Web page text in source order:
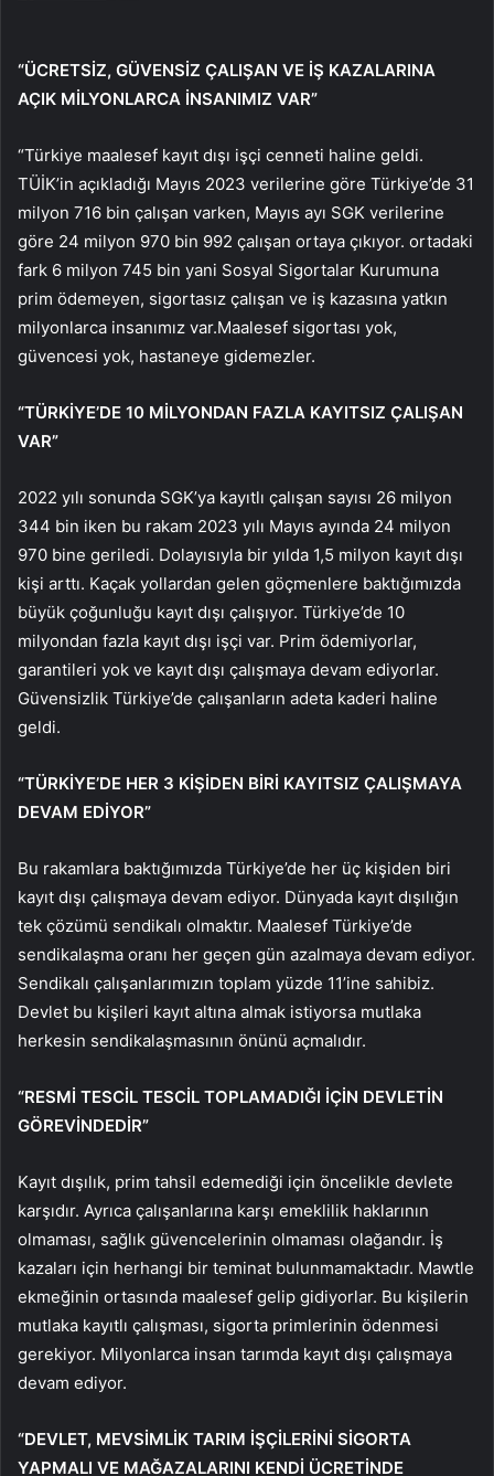
“ÜCRETSİZ, GÜVENSİZ ÇALIŞAN VE İŞ KAZALARINA
AÇIK MİLYONLARCA İNSANIMIZ VAR”
“Türkiye maalesef kayıt dışı işçi cenneti haline geldi.
TÜİK’in açıkladığı Mayıs 2023 verilerine göre Türkiye’de 31
milyon 716 bin çalışan varken, Mayıs ayı SGK verilerine
göre 24 milyon 970 bin 992 çalışan ortaya çıkıyor. ortadaki
fark 6 milyon 745 bin yani Sosyal Sigortalar Kurumuna
prim ödemeyen, sigortasız çalışan ve iş kazasına yatkın
milyonlarca insanımız var.Maalesef sigortası yok,
güvencesi yok, hastaneye gidemezler.
“TÜRKİYE’DE 10 MİLYONDAN FAZLA KAYITSIZ ÇALIŞAN
VAR”
2022 yılı sonunda SGK’ya kayıtlı çalışan sayısı 26 milyon
344 bin iken bu rakam 2023 yılı Mayıs ayında 24 milyon
970 bine geriledi. Dolayısıyla bir yılda 1,5 milyon kayıt dışı
kişi arttı. Kaçak yollardan gelen göçmenlere baktığımızda
büyük çoğunluğu kayıt dışı çalışıyor. Türkiye’de 10
milyondan fazla kayıt dışı işçi var. Prim ödemiyorlar,
garantileri yok ve kayıt dışı çalışmaya devam ediyorlar.
Güvensizlik Türkiye’de çalışanların adeta kaderi haline
geldi.
“TÜRKİYE’DE HER 3 KİŞİDEN BİRİ KAYITSIZ ÇALIŞMAYA
DEVAM EDİYOR”
Bu rakamlara baktığımızda Türkiye’de her üç kişiden biri
kayıt dışı çalışmaya devam ediyor. Dünyada kayıt dışılığın
tek çözümü sendikalı olmaktır. Maalesef Türkiye’de
sendikalaşma oranı her geçen gün azalmaya devam ediyor.
Sendikalı çalışanlarımızın toplam yüzde 11’ine sahibiz.
Devlet bu kişileri kayıt altına almak istiyorsa mutlaka
herkesin sendikalaşmasının önünü açmalıdır.
“RESMİ TESCİL TESCİL TOPLAMADIĞI İÇİN DEVLETİN
GÖREVİNDEDİR”
Kayıt dışılık, prim tahsil edemediği için öncelikle devlete
karşıdır. Ayrıca çalışanlarına karşı emeklilik haklarının
olmaması, sağlık güvencelerinin olmaması olağandır. İş
kazaları için herhangi bir teminat bulunmamaktadır. Mawtle
ekmeğinin ortasında maalesef gelip gidiyorlar. Bu kişilerin
mutlaka kayıtlı çalışması, sigorta primlerinin ödenmesi
gerekiyor. Milyonlarca insan tarımda kayıt dışı çalışmaya
devam ediyor.
“DEVLET, MEVSİMLİK TARIM İŞÇİLERİNİ SİGORTA
YAPMALI VE MAĞAZALARINI KENDİ ÜCRETİNDE